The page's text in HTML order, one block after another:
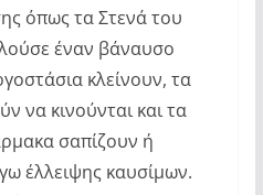
όπως τα Στενά του
έναν βάναυσο
κλείνουν, τα
να κινούνται και τα
σαπίζουν ή
έλλειψης καυσίμων.